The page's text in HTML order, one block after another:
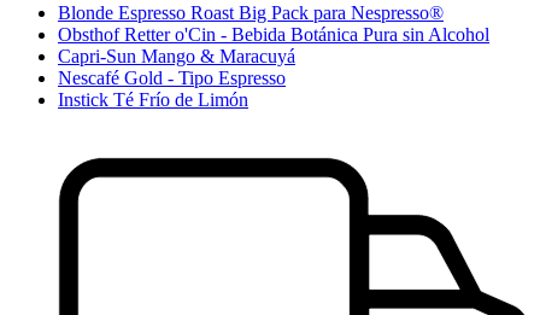
Blonde Espresso Roast Big Pack para Nespresso®
Obsthof Retter o'Cin - Bebida Botánica Pura sin Alcohol
Capri-Sun Mango & Maracuyá
Nescafé Gold - Tipo Espresso
Instick Té Frío de Limón